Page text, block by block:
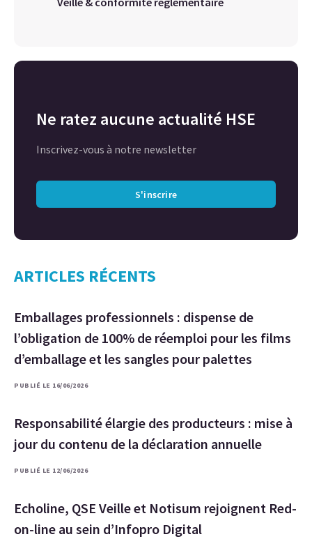
Ne ratez aucune actualité HSE
Inscrivez-vous à notre newsletter
S'inscrire
ARTICLES RÉCENTS
Emballages professionnels : dispense de
l’obligation de 100% de réemploi pour les films
d’emballage et les sangles pour palettes
PUBLIÉ LE 16/06/2026
Responsabilité élargie des producteurs : mise à
jour du contenu de la déclaration annuelle
PUBLIÉ LE 12/06/2026
Echoline, QSE Veille et Notisum rejoignent Red-
on-line au sein d’Infopro Digital